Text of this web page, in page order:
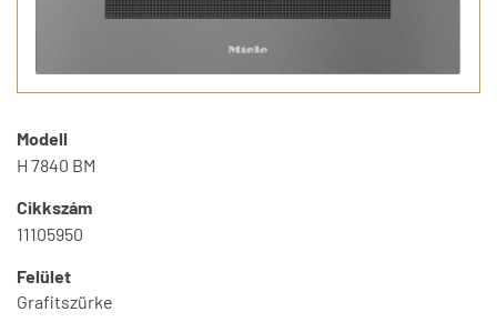
Modell
H 7840 BM
Cikkszám
11105950
Felület
Grafitszürke